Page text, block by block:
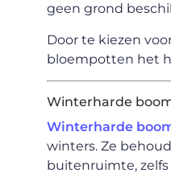
geen grond
Door te kiezen
bloempotten het
Winterharde
Winterharde
winters. Ze
buitenruimte,